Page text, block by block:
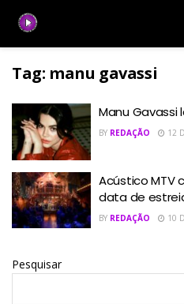
Tag: manu gavassi
Manu Gavassi
BY REDAÇÃO 12
Acústico MTV
data de
BY REDAÇÃO 10
Pesquisar